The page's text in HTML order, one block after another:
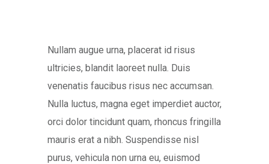
Nullam augue urna, placerat id risus
ultricies, blandit laoreet nulla. Duis
venenatis faucibus risus nec accumsan.
Nulla luctus, magna eget imperdiet auctor,
orci dolor tincidunt quam, rhoncus fringilla
mauris erat a nibh. Suspendisse nisl
purus, vehicula non urna eu, euismod